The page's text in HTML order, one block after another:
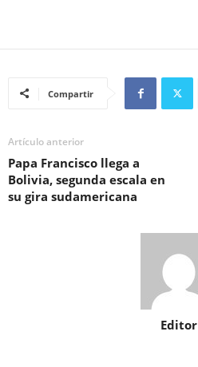
Compartir
Artículo anterior
Papa Francisco llega a
Bolivia, segunda escala en
su gira sudamericana
Editor